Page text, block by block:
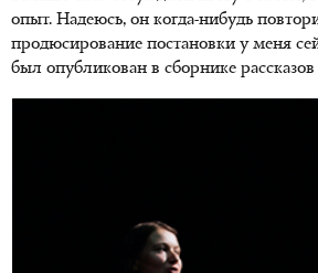
опыт. Надеюсь, он когда-нибудь
продюсирование постановки у меня
был опубликован в сборнике рассказов